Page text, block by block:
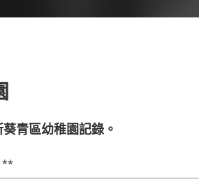
青區幼稚園記錄。
**